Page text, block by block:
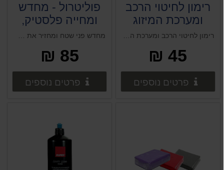
רימון לחיטוי הרכב
ומערכת המיזוג
WURTH וירט
רימון לחיטוי הרכב ומערכת המיזוג WURTH וירט
45 ₪
פרטים נוספים פרטים נוספים
פוליטרול - מחדש
ומחייה פלסטיק,
משטחים וצבע ישןמחדש פני שטח ומחזיר את הגוון והברק הטבעי. מחייה את הפגמנטים בפני השטח. לפלסטיק, מתכות, אבן ושיש ועוד... יישום קל במיוחד. עמיד לאורך זמן. מעניק שכבת הגנה ארוכת טווח.
85 ₪
פרטים נוספים